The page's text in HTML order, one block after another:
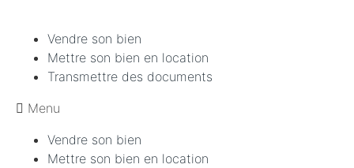
Vendre son bien
Mettre son bien en location
Transmettre des documents
Menu
Vendre son bien
Mettre son bien en location